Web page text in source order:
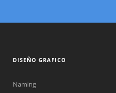
DISEÑO GRAFICO
Naming